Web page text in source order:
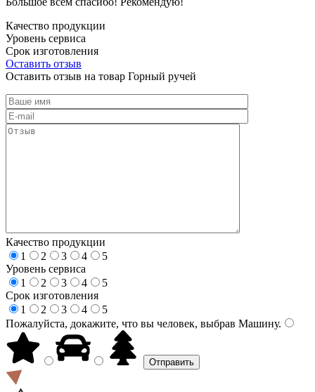
Качество продукции
Уровень сервиса
Срок изготовления
Оставить отзыв
Оставить отзыв на товар Горный ручей
Качество продукции
1
2 3 4
5
Уровень сервиса
1
2 3 4
5
Срок изготовления
1
2 3 4
5
Пожалуйста, докажите, что вы человек, выбрав Машину.